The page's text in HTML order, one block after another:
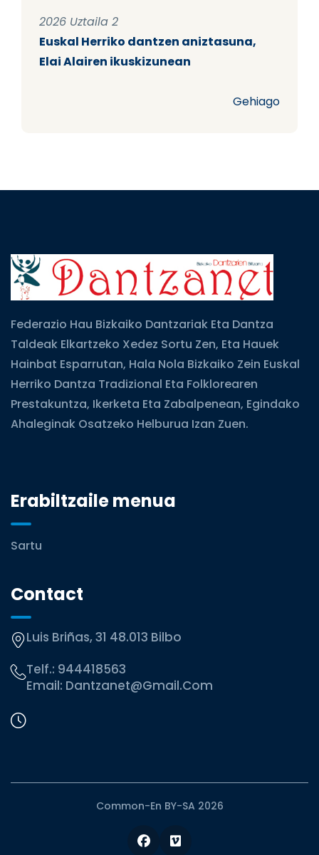
2026 Uztaila 2
Euskal Herriko dantzen aniztasuna,
Elai Alairen ikuskizunean
Gehiago
Federazio Hau Bizkaiko Dantzariak Eta Dantza
Taldeak Elkartzeko Xedez Sortu Zen, Eta Hauek
Hainbat Esparrutan, Hala Nola Bizkaiko Zein Euskal
Herriko Dantza Tradizional Eta Folklorearen
Prestakuntza, Ikerketa Eta Zabalpenean, Egindako
Ahaleginak Osatzeko Helburua Izan Zuen.
Erabiltzaile menua
Sartu
Contact
Luis Briñas, 31 48.013 Bilbo
Telf.: 944418563
Email: Dantzanet@gmail.com
Common-En BY-SA 2026
Facebook
Vimeo